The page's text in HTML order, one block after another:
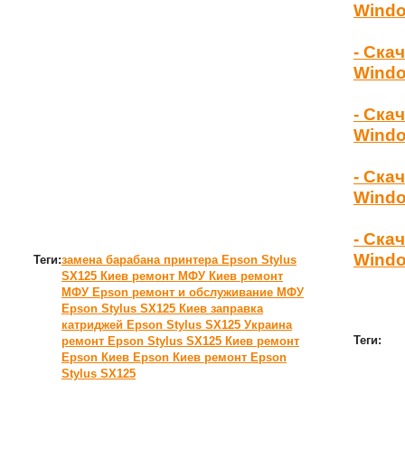
Теги:замена барабана принтера Epson Stylus
SX125 Киев ремонт МФУ Киев ремонт
МФУ Epson ремонт и обслуживание МФУ
Epson Stylus SX125 Киев заправка
катриджей Epson Stylus SX125 Украина
ремонт Epson Stylus SX125 Киев ремонт
Epson Киев Epson Киев ремонт Epson
Stylus SX125
-
-
-
-
Теги: